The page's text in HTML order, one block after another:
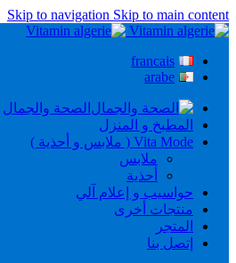
Skip to navigation Skip to main content
francais
arabe
الصحة والجمال
المطبخ و المنزل
Vita Mode ( ملابس و أحذية )
ملابس
أحذية
حواسيب و إعلام آلي
منتجات أخرى
المتجر
إتصل بنا